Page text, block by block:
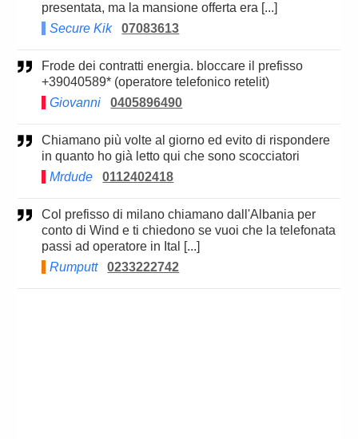
presentata, ma la mansione offerta era [...]
Secure Kik
07083613
Frode dei contratti energia. bloccare il prefisso
+39040589* (operatore telefonico retelit)
Giovanni
0405896490
Chiamano più volte al giorno ed evito di rispondere
in quanto ho già letto qui che sono scocciatori
Mrdude
0112402418
Col prefisso di milano chiamano dall'Albania per
conto di Wind e ti chiedono se vuoi che la telefonata
passi ad operatore in Ital [...]
Rumputt
0233222742